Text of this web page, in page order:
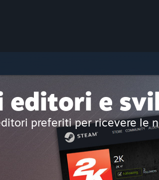
editori e
preferiti per ricevere le